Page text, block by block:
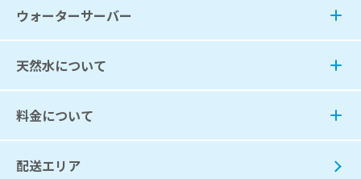
ウォーターサーバー
天然水について
料金について
配送エリア